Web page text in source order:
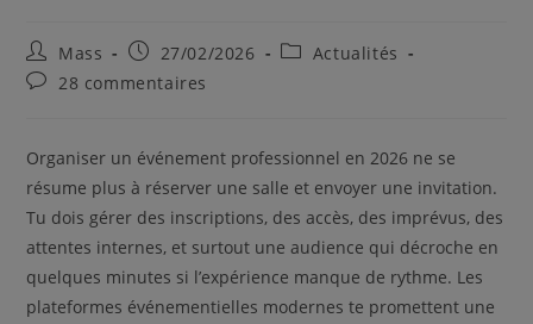
Mass 27/02/2026
Actualités
28 commentaires
Organiser un événement professionnel en 2026 ne se
résume plus à réserver une salle et envoyer une invitation.
Tu dois gérer des inscriptions, des accès, des imprévus, des
attentes internes, et surtout une audience qui décroche en
quelques minutes si l’expérience manque de rythme. Les
plateformes événementielles modernes te promettent une